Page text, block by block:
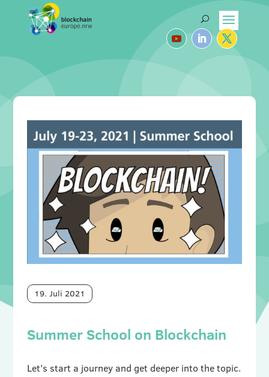
19. Juli 2021
Summer School on Blockchain
Let’s start a journey and get deeper into the topic.